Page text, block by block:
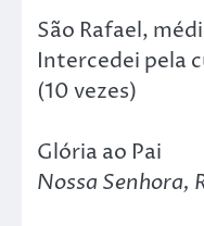
São Rafael,
Intercedei pela
(10 vezes)
Glória ao Pai
Nossa Senhora,